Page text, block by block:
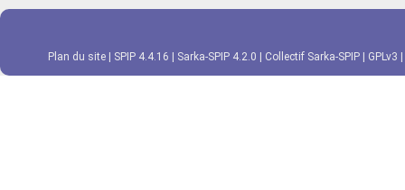
Plan du site SPIP 4.4.16 Sarka-SPIP 4.2.0 Collectif Sarka-SPIP GPLv3